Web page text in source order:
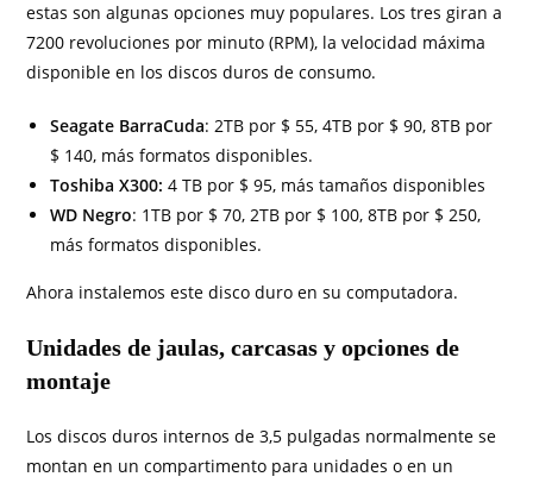
estas son algunas opciones muy populares. Los tres giran a
7200 revoluciones por minuto (RPM), la velocidad máxima
disponible en los discos duros de consumo.
Seagate BarraCuda: 2TB por $ 55, 4TB por $ 90, 8TB por
$ 140, más formatos disponibles.
Toshiba X300: 4 TB por $ 95, más tamaños disponibles
WD Negro: 1TB por $ 70, 2TB por $ 100, 8TB por $ 250,
más formatos disponibles.
Ahora instalemos este disco duro en su computadora.
Unidades de jaulas, carcasas y opciones de
montaje
Los discos duros internos de 3,5 pulgadas normalmente se
montan en un compartimento para unidades o en un